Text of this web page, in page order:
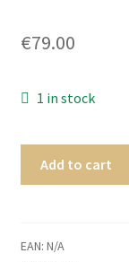
€79.00
1 in stock
Add to cart
EAN: N/A